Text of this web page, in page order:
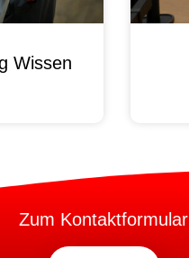
Wissen
Zum Kontaktformular